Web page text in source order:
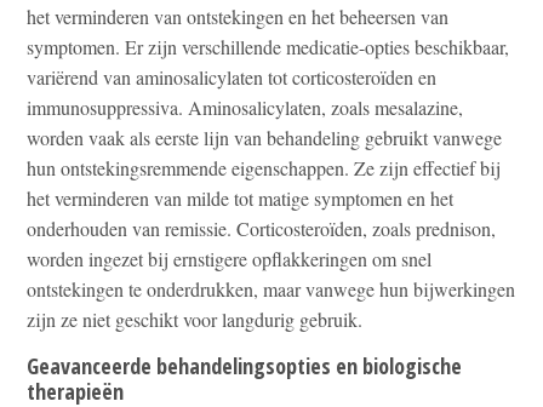
het verminderen van ontstekingen en het beheersen van
symptomen. Er zijn verschillende medicatie-opties beschikbaar,
variërend van aminosalicylaten tot corticosteroïden en
immunosuppressiva. Aminosalicylaten, zoals mesalazine,
worden vaak als eerste lijn van behandeling gebruikt vanwege
hun ontstekingsremmende eigenschappen. Ze zijn effectief bij
het verminderen van milde tot matige symptomen en het
onderhouden van remissie. Corticosteroïden, zoals prednison,
worden ingezet bij ernstigere opflakkeringen om snel
ontstekingen te onderdrukken, maar vanwege hun bijwerkingen
zijn ze niet geschikt voor langdurig gebruik.
Geavanceerde behandelingsopties en biologische
therapieën